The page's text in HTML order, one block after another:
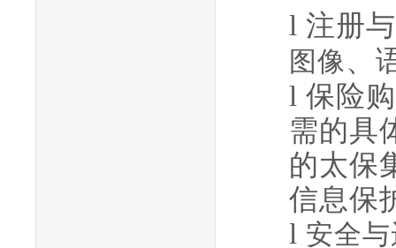
l 注册
图像、
l 保险
需的具
的太保
信息保
l 安全